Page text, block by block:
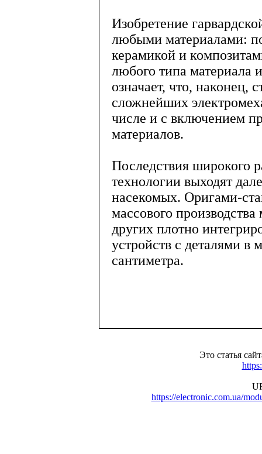
Изобретение
любыми материалами:
керамикой и
любого типа материала
означает, что, наконец,
сложнейших
числе и с включением
материалов.
Последствия широкого
технологии выходят
насекомых. Оригами-
массового
других плотно
устройств с деталями в
сантиметра.
Это статья
https://electronic.com.ua/